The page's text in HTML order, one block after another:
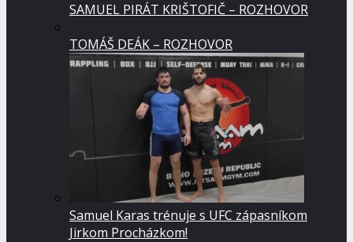
SAMUEL PIRÁT KRIŠTOFIČ – ROZHOVOR
TOMÁŠ DEÁK – ROZHOVOR
Samuel Karas trénuje s UFC zápasníkom
Jirkom Procházkom!